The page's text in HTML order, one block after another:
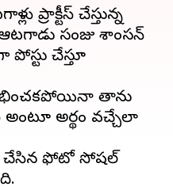
ప్రాక్టీస్ చేస్తున్న
సంజు శాంసన్
చేస్తూ
లభించకపోయినా తాను
అర్థం వచ్చేలా
చేసిన ఫోటో సోషల్